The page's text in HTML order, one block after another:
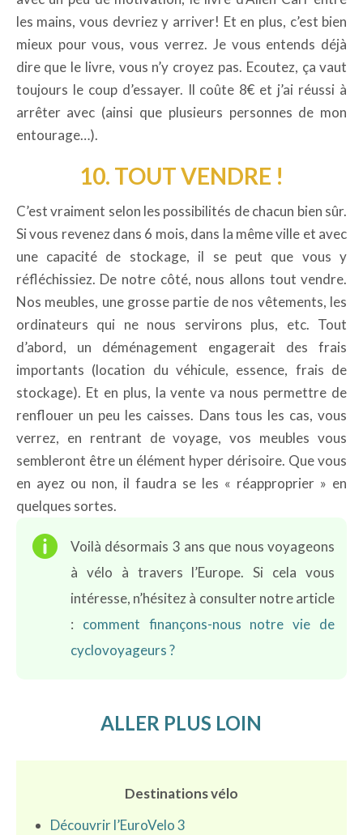
les mains, vous devriez y arriver! Et en plus, c’est bien
mieux pour vous, vous verrez. Je vous entends déjà
dire que le livre, vous n’y croyez pas. Ecoutez, ça vaut
toujours le coup d’essayer. Il coûte 8€ et j’ai réussi à
arrêter avec (ainsi que plusieurs personnes de mon
entourage…).
10. TOUT VENDRE !
C’est vraiment selon les possibilités de chacun bien sûr.
Si vous revenez dans 6 mois, dans la même ville et avec
une capacité de stockage, il se peut que vous y
réfléchissiez. De notre côté, nous allons tout vendre.
Nos meubles, une grosse partie de nos vêtements, les
ordinateurs qui ne nous servirons plus, etc. Tout
d’abord, un déménagement engagerait des frais
importants (location du véhicule, essence, frais de
stockage). Et en plus, la vente va nous permettre de
renflouer un peu les caisses. Dans tous les cas, vous
verrez, en rentrant de voyage, vos meubles vous
sembleront être un élément hyper dérisoire. Que vous
en ayez ou non, il faudra se les « réapproprier » en
quelques sortes.

Voilà désormais 3 ans que nous voyageons
à vélo à travers l’Europe. Si cela vous
intéresse, n’hésitez à consulter notre article
: comment finançons-nous notre vie de
cyclovoyageurs ?
ALLER PLUS LOIN
Destinations vélo
Découvrir l’EuroVelo 3